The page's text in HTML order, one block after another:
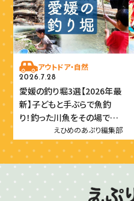
アウトドア・自然
2026.7.28
愛媛の釣り堀3選【2026年最
新】子どもと手ぶらで魚釣
り！釣った川魚をその場で味
えひめのあぷり編集部